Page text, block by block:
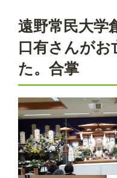
遠野常民大
口有さんがお
た。合掌